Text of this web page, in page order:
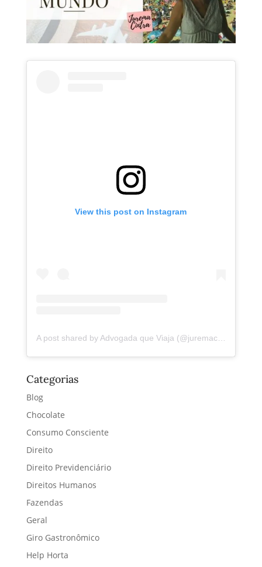
View this post on Instagram
A post shared by Advogada que Viaja (@juremacintra)
Categorias
Blog
Chocolate
Consumo Consciente
Direito
Direito Previdenciário
Direitos Humanos
Fazendas
Geral
Giro Gastronômico
Help Horta